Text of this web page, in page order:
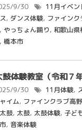
9/30 11月イベン
, ダンス体験, ファイン
, やっちょん踊り, 和歌山県
, 橋本市
鼓体験教室（令和７
9/30 11月体験,
イム, ファインクラブ高
鼓, 太鼓, 太鼓体験, 子ど
, 音楽体験